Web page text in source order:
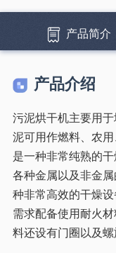
产品简介
产品介绍
污泥烘干机主要用
泥可用作燃料、农
是一种非常纯熟的
各种金属以及非金
种非常高效的干燥
需求配备使用耐火
料还设有门圈以及螺